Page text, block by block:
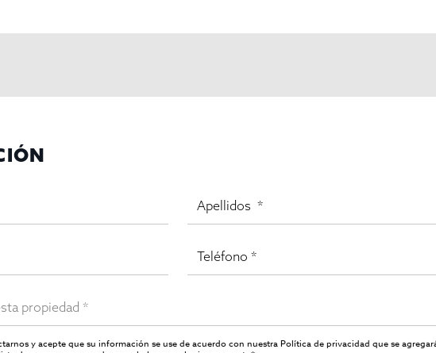
que su retorno actual se sitúa por debajo de su renta potencial.
2ª en proceso de desahucio).
y acepte que su información se use de acuerdo con nuestraPolítica de privacidad que se